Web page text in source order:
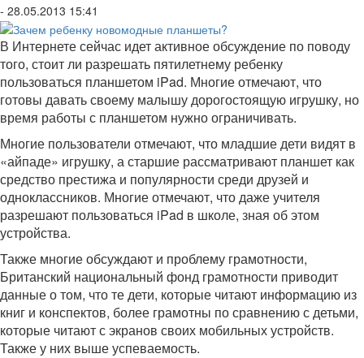
- 28.05.2013 15:41
В Интернете сейчас идет активное обсуждение по поводу
того, стоит ли разрешать пятилетнему ребенку
пользоваться планшетом iPad. Многие отмечают, что
готовы давать своему малышу дорогостоящую игрушку, но
время работы с планшетом нужно ограничивать.
Многие пользователи отмечают, что младшие дети видят в
«айпаде» игрушку, а старшие рассматривают планшет как
средство престижа и популярности среди друзей и
одноклассников. Многие отмечают, что даже учителя
разрешают пользоваться iPad в школе, зная об этом
устройства.
Также многие обсуждают и проблему грамотности,
Британский национальный фонд грамотности приводит
данные о том, что те дети, которые читают информацию из
книг и конспектов, более грамотны по сравнению с детьми,
которые читают с экранов своих мобильных устройств.
Также у них выше успеваемость.